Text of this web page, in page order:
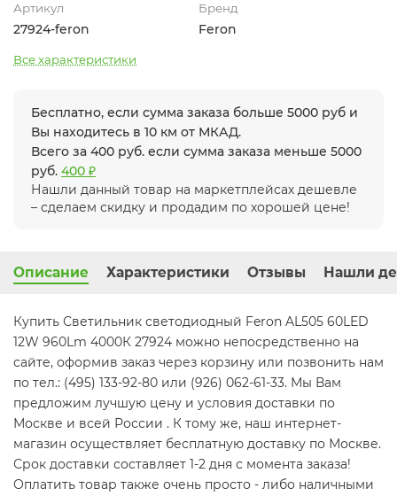
Артикул
27924-feron
Бренд
Feron
Все характеристики
Бесплатно, если сумма заказа больше 5000 руб и
Вы находитесь в 10 км от МКАД.
Всего за 400 руб. если сумма заказа меньше 5000
руб. 400 ₽
Нашли данный товар на маркетплейсах дешевле
– сделаем скидку и продадим по хорошей цене!
Описание Характеристики Отзывы Нашли
Купить Светильник светодиодный Feron AL505 60LED
12W 960Lm 4000К 27924 можно непосредственно на
сайте, оформив заказ через корзину или позвонить нам
по тел.: (495) 133-92-80 или (926) 062-61-33. Мы Вам
предложим лучшую цену и условия доставки по
Москве и всей России . К тому же, наш интернет-
магазин осуществляет бесплатную доставку по Москве.
Срок доставки составляет 1-2 дня с момента заказа!
Оплатить товар также очень просто - либо наличными